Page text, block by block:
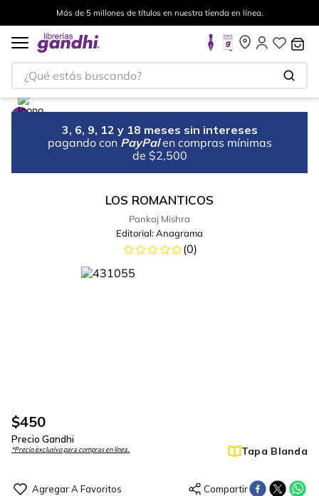
Más de 5 millones de títulos en nuestra tienda en línea.
¿Qué estás buscando?
3, 6, 9, 12 y 18 meses sin intereses
pagando con PayPal en compras mínimas
de $2,500
LOS ROMANTICOS
Pankaj Mishra
Editorial:Anagrama
(0)
$450
Precio Gandhi
*Precio exclusivo para compras en línea. Tapa Blanda